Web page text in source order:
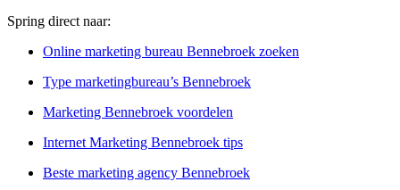
Spring direct naar:
Online marketing bureau Bennebroek zoeken
Type marketingbureau’s Bennebroek
Marketing Bennebroek voordelen
Internet Marketing Bennebroek tips
Beste marketing agency Bennebroek